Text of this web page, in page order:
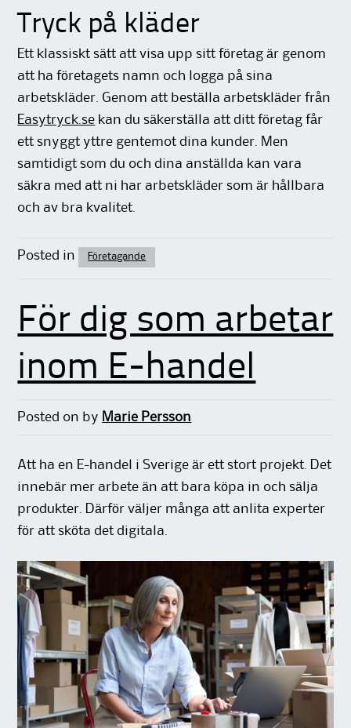
Tryck på kläder
Ett klassiskt sätt att visa upp sitt företag är genom
att ha företagets namn och logga på sina
arbetskläder. Genom att beställa arbetskläder från
Easytryck.se kan du säkerställa att ditt företag får
ett snyggt yttre gentemot dina kunder. Men
samtidigt som du och dina anställda kan vara
säkra med att ni har arbetskläder som är hållbara
och av bra kvalitet.
Posted in Företagande
För dig som arbetar
inom E-handel
Posted on by Marie Persson
Att ha en E-handel i Sverige är ett stort projekt. Det
innebär mer arbete än att bara köpa in och sälja
produkter. Därför väljer många att anlita experter
för att sköta det digitala.